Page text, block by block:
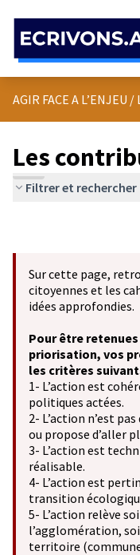
AGIR FACE A L’ENJEU /
Les
Filtrer et rechercher
Sur cette page,
citoyennes et les
idées approfondies.
Pour être
priorisation, vos
les critères
1- L’action est
politiques actées.
2- L’action n’est
ou propose d’aller
3- L’action est
réalisable.
4- L’action est
transition
5- L’action relève
l’agglomération,
territoire